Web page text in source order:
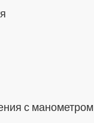
с манометром